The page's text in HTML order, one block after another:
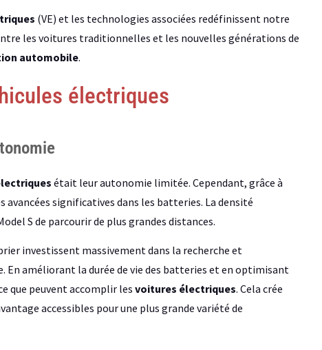
(VE) et les technologies associées redéfinissent notre
les voitures traditionnelles et les nouvelles générations de
automobile.
électriques
était leur autonomie limitée. Cependant, grâce à
avancées significatives dans les batteries. La densité
S de parcourir de plus grandes distances.
investissent massivement dans la recherche et
améliorant la durée de vie des batteries et en optimisant
que peuvent accomplir les voitures électriques. Cela crée
accessibles pour une plus grande variété de